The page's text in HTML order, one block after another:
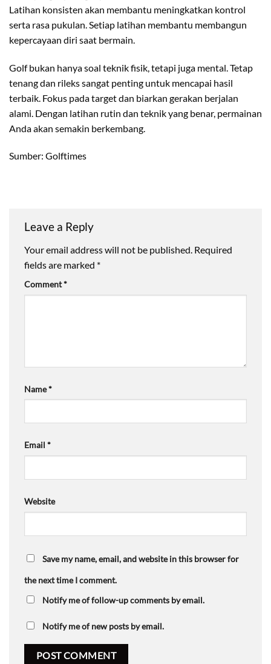
Latihan konsisten akan membantu meningkatkan kontrol
serta rasa pukulan. Setiap latihan membantu membangun
kepercayaan diri saat bermain.
Golf bukan hanya soal teknik fisik, tetapi juga mental. Tetap
tenang dan rileks sangat penting untuk mencapai hasil
terbaik. Fokus pada target dan biarkan gerakan berjalan
alami. Dengan latihan rutin dan teknik yang benar, permainan
Anda akan semakin berkembang.
Sumber: Golftimes
Leave a Reply
Your email address will not be published. Required
fields are marked *
Comment*
Name*
Email *
Website
Save my name, email, and website in this browser for
the next time I comment.
Notify me of follow-up comments by email.
Notify me of new posts by email.